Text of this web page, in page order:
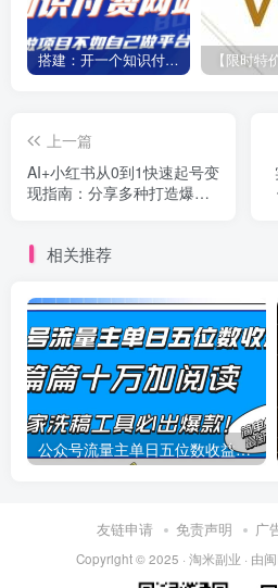
搭建：开一个知识付费资源网站，24小时全自动赚钱！
上一篇
AI+小红书从0到1快速起号变
现指南：分享多种打造爆款
相关推荐
公众号流量主单日五位数收益，篇篇十万加阅读独家洗稿工具必出爆款！
友链申请 免责声明 广
Copyright © 2025 · 淘米副业 · 由